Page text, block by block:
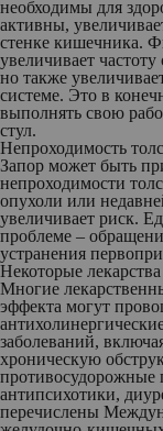
необходимы для
активны,
стенке кишечника.
увеличивает
но также
системе. Это в
выполнять свою
стул.
Непроходимость
Запор может быть
непроходимости
опухоли или
увеличивает риск.
проблеме –
устранения
Некоторые лекарства
Многие
эффекта могут
заболеваний,
хроническую
противосудорожные
антипсихотики,
перечислены